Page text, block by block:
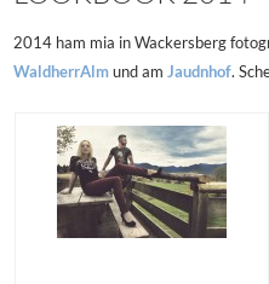
2014 ham mia in Wackersberg
WaldherrAlmund am Jaudnhof.